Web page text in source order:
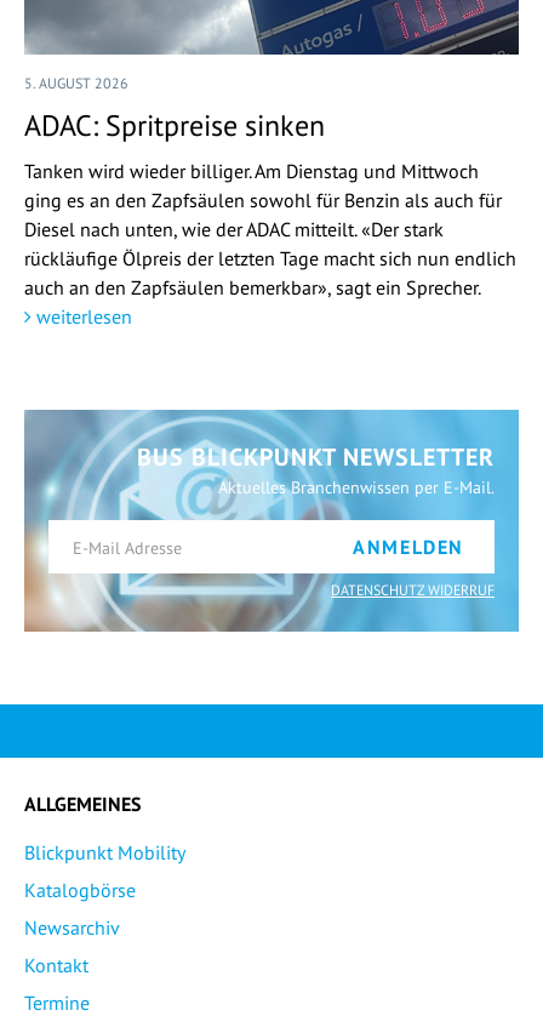
5. AUGUST 2026
ADAC: Spritpreise sinken
Tanken wird wieder billiger. Am Dienstag und Mittwoch
ging es an den Zapfsäulen sowohl für Benzin als auch für
Diesel nach unten, wie der ADAC mitteilt. «Der stark
rückläufige Ölpreis der letzten Tage macht sich nun endlich
auch an den Zapfsäulen bemerkbar», sagt ein Sprecher.
weiterlesen
BUS BLICKPUNKT NEWSLETTER
Aktuelles Branchenwissen per E-Mail.
ANMELDEN
DATENSCHUTZ WIDERRUF
ALLGEMEINES
Blickpunkt Mobility
Katalogbörse
Newsarchiv
Kontakt
Termine